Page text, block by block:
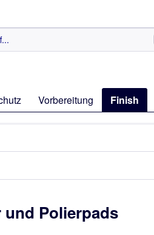
Vorbereitung Finish
Polierpads